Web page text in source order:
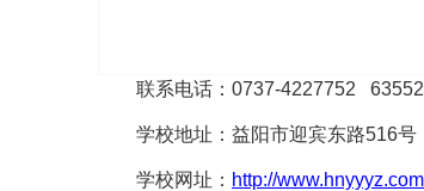
联系电话：0737-4227752
学校地址：益阳市迎宾东路516号
学校网址： http://www.hnyyyz.com